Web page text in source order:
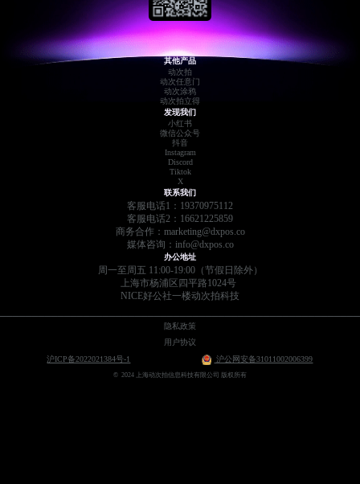
其他产品
动次拍
动次任意门
动次涂鸦
动次拍立得
发现我们
小红书
微信公众号
抖音
Instagram
Discord
Tiktok
X
联系我们
客服电话1：19370975112
客服电话2：16621225859
商务合作：marketing@dxpos.co
媒体咨询：info@dxpos.co
办公地址
周一至周五 11:00-19:00（节假日除外）
上海市杨浦区四平路1024号
NICE好公社一楼动次拍科技
隐私政策
用户协议
沪ICP备2022021384号-1
沪公网安备31011002006399
© 2024 上海动次拍信息科技有限公司 版权所有